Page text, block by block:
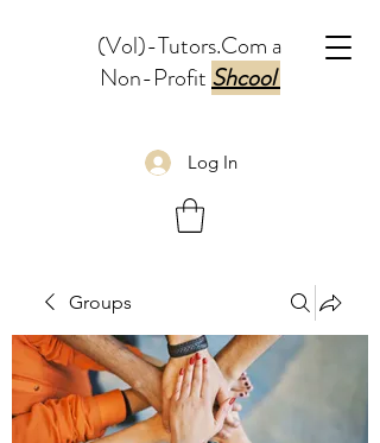
(Vol)-Tutors.Com a
Non-ProfitShcool
Log In
Groups